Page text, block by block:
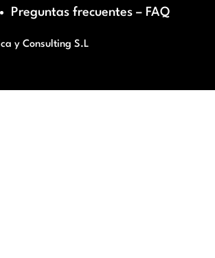
Preguntas frecuentes – FAQ
y Consulting S.L